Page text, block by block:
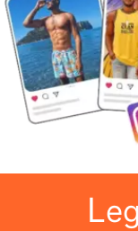
e
L